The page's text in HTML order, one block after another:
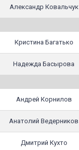
Александр Ковальчук
Кристина Багатько
Надежда Басырова
Андрей Корнилов
Анатолий Ведерников
Дмитрий Кухто